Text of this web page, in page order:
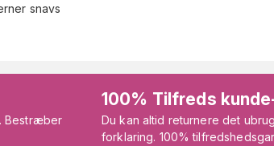
snavs
Bestræber
100% Tilfreds
Du kan altid returnere det
forklaring. 100%